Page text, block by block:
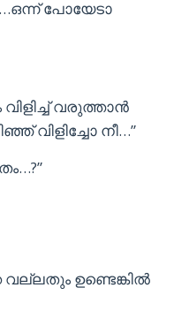
പോയേടാ
വരുത്താൻ
വിളിച്ചോ നീ…”
ഉണ്ടെങ്കിൽ